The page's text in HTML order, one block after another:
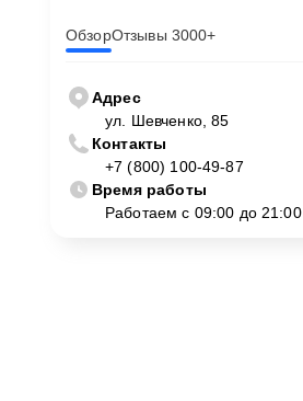
ОбзорОтзывы 3000+
Адрес
ул. Шевченко, 85
Контакты
+7 (800) 100-49-87
Время работы
Работаем с 09:00 до 21:00